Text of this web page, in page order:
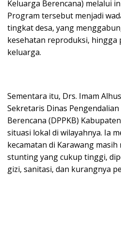
Keluarga Berencana) melalui
Program tersebut menjadi
tingkat desa, yang
kesehatan reproduksi, hingga
keluarga.
Sementara itu, Drs. Imam
Sekretaris Dinas
Berencana (DPPKB)
situasi lokal di wilayahnya. Ia
kecamatan di Karawang
stunting yang cukup tinggi,
gizi, sanitasi, dan kurangnya